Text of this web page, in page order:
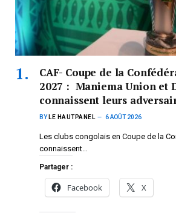
CAF- Coupe de la
2027 : Maniema Union et
connaissent leurs
BY LE HAUTPANEL 6 AOÛT 2026
Les clubs congolais en Coupe de la
connaissent…
Partager :
Facebook X